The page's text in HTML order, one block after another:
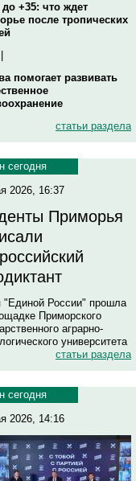
+35: что ждет
после тропических
помогает развивать
статьи раздела
сегодня
2026, 16:37
Приморья
"Единой России" прошла
Приморского
аграрно-
университета
статьи раздела
сегодня
2026, 14:16